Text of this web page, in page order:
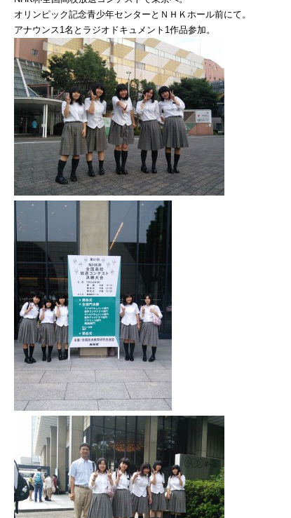
オリンピック記念青少年センターとＮＨＫホール前にて。
アナウンス1名とラジオドキュメント1作品参加。